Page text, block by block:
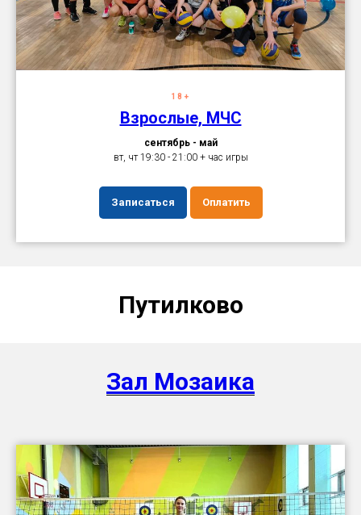
18+
Взрослые, МЧС
сентябрь - май
вт, чт 19:30 - 21:00 + час игры
Записаться Оплатить
Путилково
Зал Мозаика